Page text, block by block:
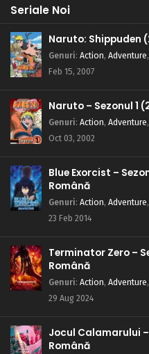
Seriale Noi
Naruto: Shippuden
Genuri: Action, Adventure,
Feb 15, 2007
Naruto – Sezonul 1
Genuri: Action, Adventure,
Oct 03, 2002
Blue Exorcist –
Română
Genuri: Action, Adventure,
23 Feb 2014
Terminator Zero –
Română
Genuri: Action, Adventure,
29 Aug 2024
Jocul Calamarului
Română